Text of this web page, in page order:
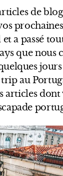
de
prochaines
a passé
que nous
au
articles